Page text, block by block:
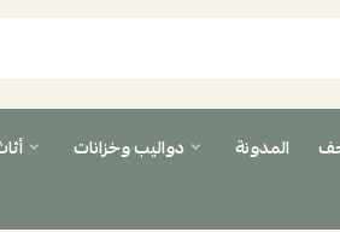
دواليب وخزانات المدونة